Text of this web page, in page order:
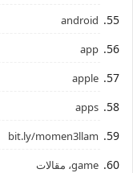
android
app
apple
apps
bit.ly/momen3llam
game، مقالات